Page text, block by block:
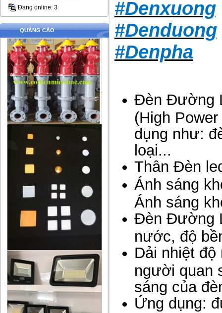
Đang online: 3
QUẢNG CÁO
#Denxuong
#Denduong
#Denpha
Đèn Đường
(High
dụng như:
loại...
Thân Đèn
Ánh sáng
Ánh sáng
Đèn Đường
nước, độ
Dải nhiệt
người quan
sáng của
Ứng dụng: